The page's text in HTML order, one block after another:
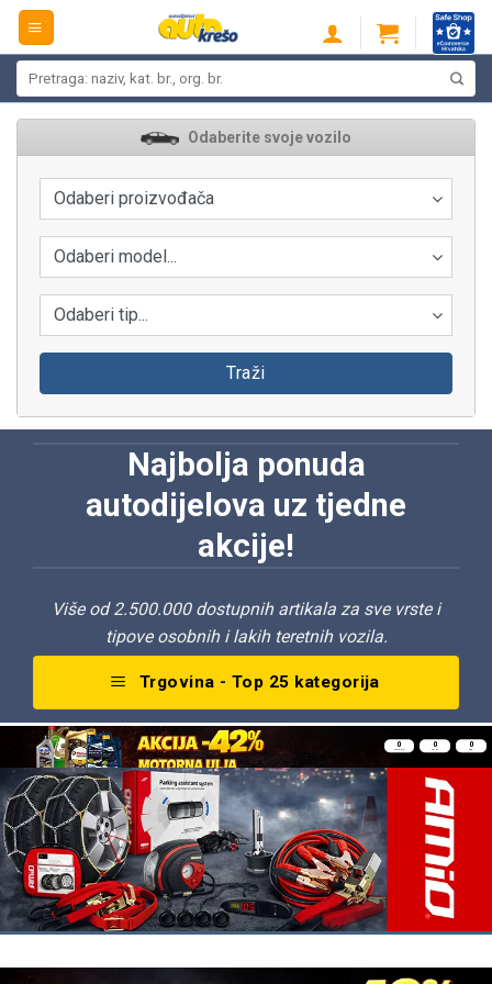
Skip
content
Odaberite svoje vozilo
Odaberi proizvođača
Odaberi model...
Odaberi tip...
Traži
Najbolja ponuda
autodijelova uz tjedne
akcije!
Više od 2.500.000 dostupnih artikala za sve vrste i
tipove osobnih i lakih teretnih vozila.
Trgovina - Top 25 kategorija
0
HOURS
0
MIN
0
SEC